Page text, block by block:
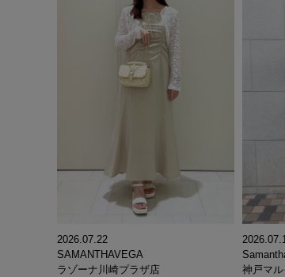
2026.07.22
SAMANTHAVEGA
ラゾーナ川崎プラザ店
神戸マ